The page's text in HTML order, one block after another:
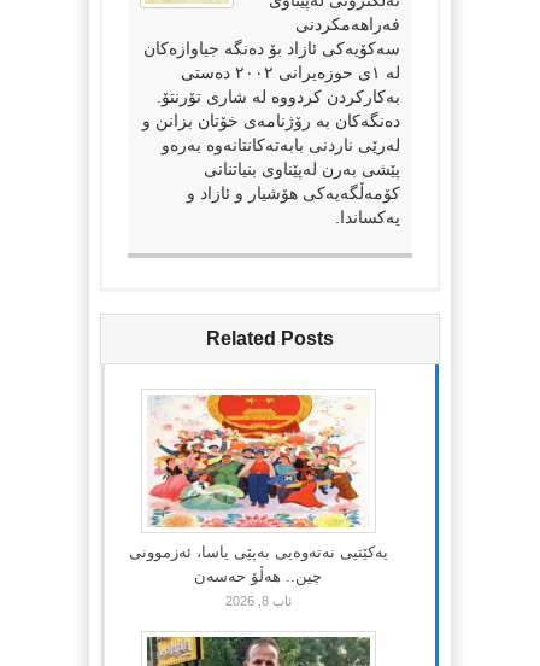
فەراهەمکردنی
سەکۆیەکی ئازاد بۆ دەنگە جیاوازەکان
لە ١ی حوزەیرانی ٢٠٠٢ دەستی
بەکارکردن کردووە لە شاری تۆرنتۆ.
دەنگەکان بە رۆژنامەی خۆتان بزانن و
لەرێی ناردنی بابەتەکانتانەوە بەرەو
پێشی بەرن لەپێناوی بنیاتنانی
کۆمەڵگەیەکی هۆشیار و ئازاد و
یەکساندا.
Related Posts
یەکێتیی نەتەوەیی بەپێی یاسا، ئەزموونی
چین.. هەڵۆ حەسەن
ئاب 8, 2026